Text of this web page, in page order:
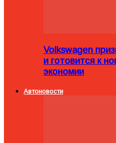
Volkswagen
и готовится к
экономии
Автоновости